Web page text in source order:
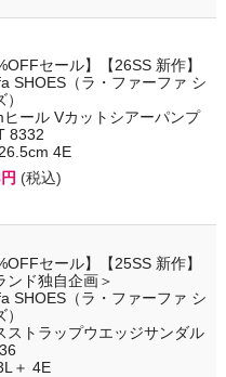
セール】【26SS 新作】
SHOES（ラ・ファーファ シ
ヒール Vカットシアーパンプ
8332
4E
(税込)
セール】【25SS 新作】
ンド独自企画＞
SHOES（ラ・ファーファ シ
ストラップウエッジサンダル
＋ 4E